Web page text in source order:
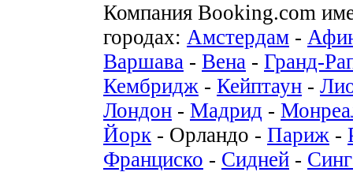
Компания Booking.com
городах: Амстердам -
Варшава - Вена - Гранд-
Кембридж - Кейптаун -
Лондон - Мадрид -
Йорк - Орландо - Париж -
Франциско - Сидней -